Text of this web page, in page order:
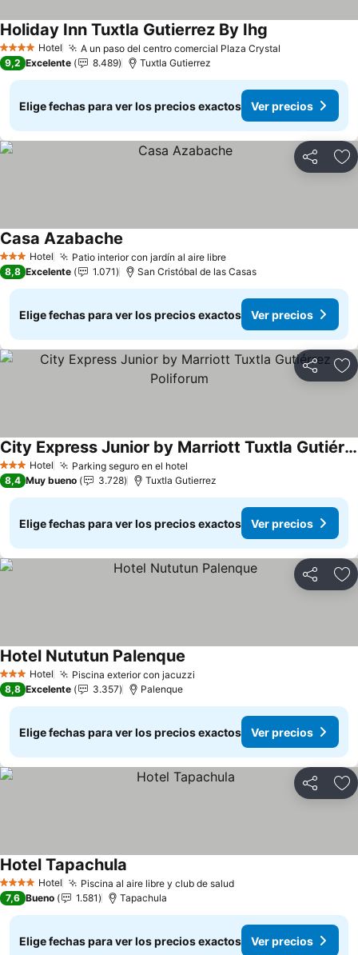
4 EstrellasHotel A un paso del centro comercial Plaza Crystal
Holiday Inn Tuxtla Gutierrez By Ihg
9,2 Excelente 8.489 Tuxtla Gutierrez
Elige fechas para ver los precios exactos Ver precios
Compartir
3 Estrellas
Hotel Patio interior con jardín al aire libre
Casa Azabache
8,8 Excelente 1.071 San Cristóbal de las Casas
Elige fechas para ver los precios exactos Ver precios
Compartir
3 Estrellas
Hotel Parking seguro en el hotel
City Express Junior by Marriott Tuxtla Gutiérrez Poliforum
8,4 Muy bueno 3.728 Tuxtla Gutierrez
Elige fechas para ver los precios exactos Ver precios
Compartir
3 Estrellas
Hotel Piscina exterior con jacuzzi
Hotel Nututun Palenque
8,8 Excelente 3.357 Palenque
Elige fechas para ver los precios exactos Ver precios
Compartir
4 EstrellasHotel Piscina al aire libre y club de salud
Hotel Tapachula
7,6 Bueno 1.581 Tapachula
Elige fechas para ver los precios exactos Ver precios